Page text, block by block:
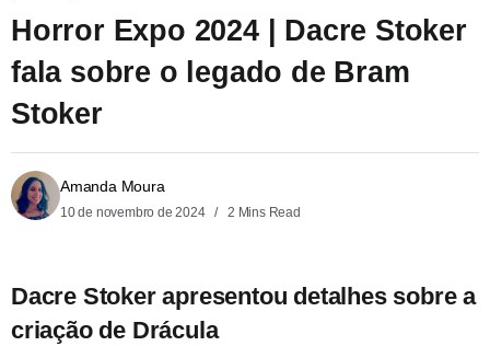
Horror Expo 2024 | Dacre Stoker
fala sobre o legado de Bram
Stoker
Amanda Moura
10 de novembro de 2024 2 Mins Read
Dacre Stoker apresentou detalhes sobre a
criação de Drácula